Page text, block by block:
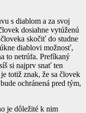
s diablom a za svoj
dosiahne vytúženú
skočiť do studne
diablovi možnosť,
to netrúfa. Prefíkaný
si najprv snať ten
totiž znak, že sa človek
ochránená pred tým,
je dôležité k nim